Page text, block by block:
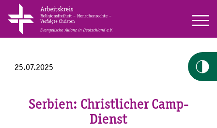
25.07.2025
Serbien: Christlicher Camp-
Dienst